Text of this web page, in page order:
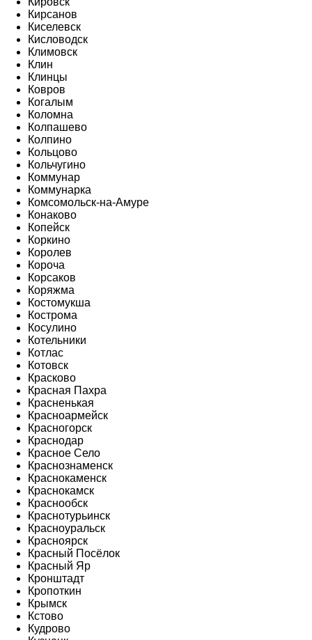
Кирсанов
Киселевск
Кисловодск
Климовск
Клин
Клинцы
Ковров
Когалым
Коломна
Колпашево
Колпино
Кольцово
Кольчугино
Коммунар
Коммунарка
Комсомольск-на-Амуре
Конаково
Копейск
Коркино
Королев
Короча
Корсаков
Коряжма
Костомукша
Кострома
Косулино
Котельники
Котлас
Котовск
Красково
Красная Пахра
Красненькая
Красноармейск
Красногорск
Краснодар
Красное Село
Краснознаменск
Краснокаменск
Краснокамск
Краснообск
Краснотурьинск
Красноуральск
Красноярск
Красный Посёлок
Красный Яр
Кронштадт
Кропоткин
Крымск
Кстово
Кудрово